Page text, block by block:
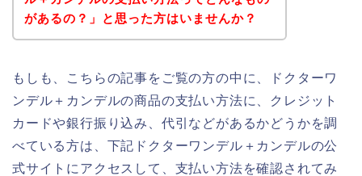
があるの？」と思った方はいませんか？
もしも、こちらの記事をご覧の方の中に、ドクターワ
ンデル＋カンデルの商品の支払い方法に、クレジット
カードや銀行振り込み、代引などがあるかどうかを調
べている方は、下記ドクターワンデル＋カンデルの公
式サイトにアクセスして、支払い方法を確認されてみ